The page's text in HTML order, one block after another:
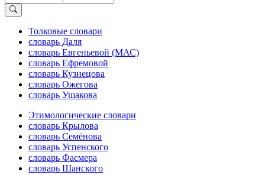
Толковые словари
словарь Даля
словарь Евгеньевой (МАС)
словарь Ефремовой
словарь Кузнецова
словарь Ожегова
словарь Ушакова
Этимологические словари
словарь Крылова
словарь Семёнова
словарь Успенского
словарь Фасмера
словарь Шанского